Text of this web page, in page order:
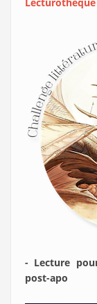
- Lecture
post-apo